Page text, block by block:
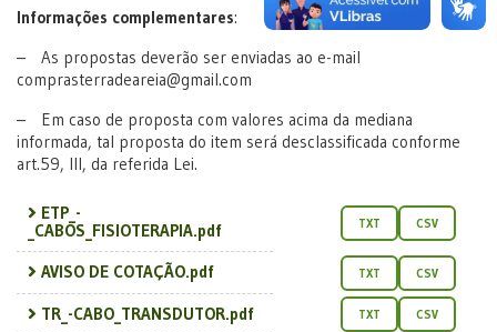
Informações complementares:
– As propostas deverão ser enviadas ao e-mail
comprasterradeareia@gmail.com
– Em caso de proposta com valores acima da mediana
informada, tal proposta do item será desclassificada conforme
art.59, III, da referida Lei.
ETP_-
_CABOS_FISIOTERAPIA.pdf
TXT CSV
AVISO DE COTAÇÃO.pdf TXT CSV
TR_-CABO_TRANSDUTOR.pdf TXT CSV